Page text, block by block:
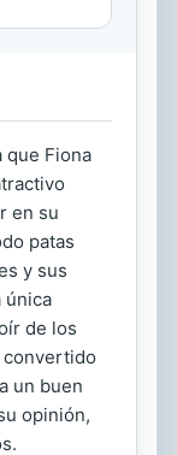
que Fiona
en su
patas
y sus
única
de los
convertido
un buen
opinión,